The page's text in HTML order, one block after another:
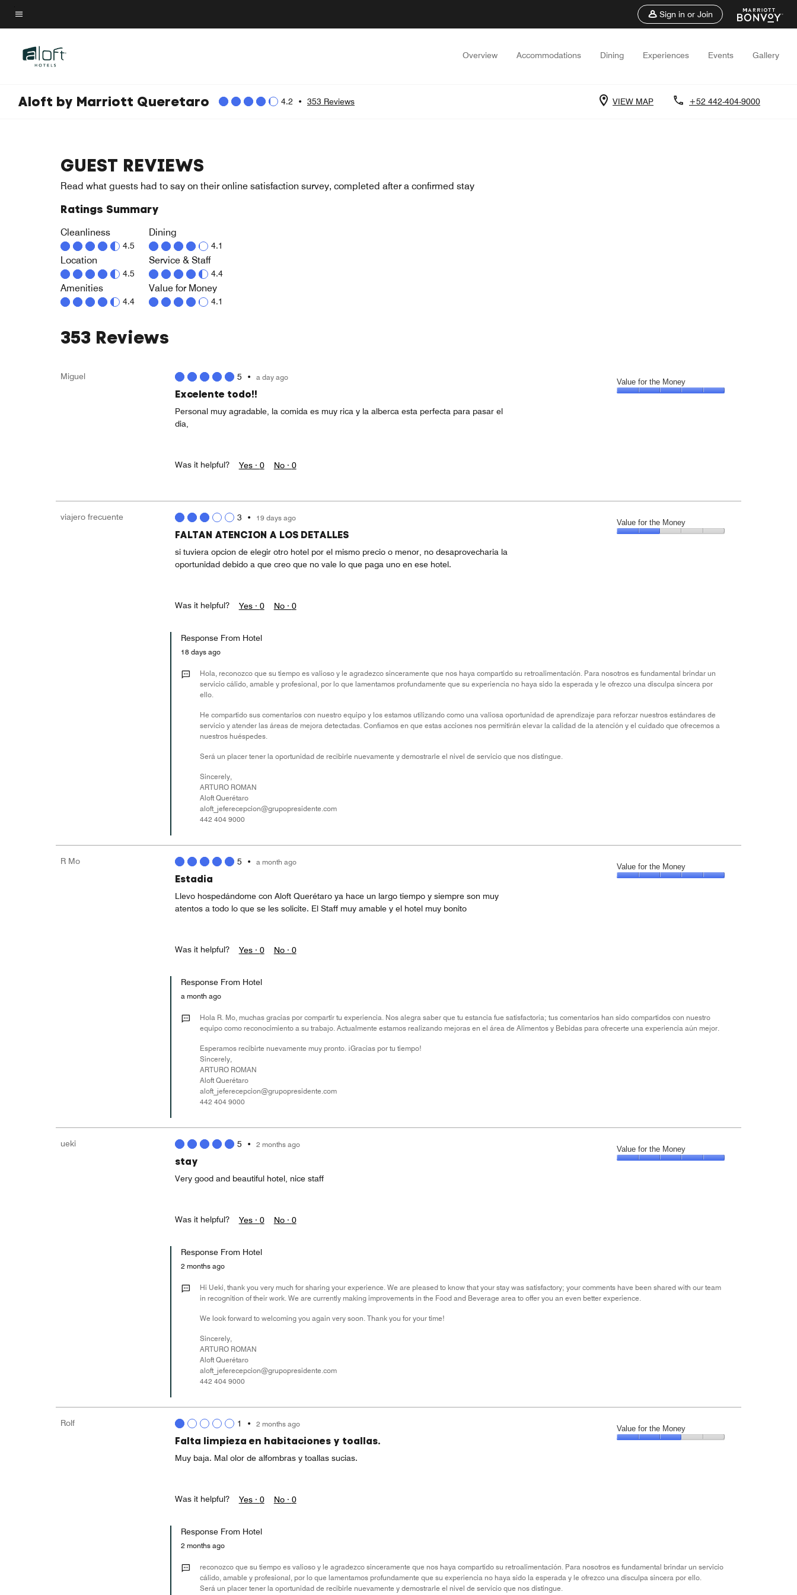
Skip
to
content
Menu text
Sign in or Join
Overview Accommodations Dining Experiences Events Gallery
Aloft by Marriott Queretaro 4.2 • 353 Reviews VIEW MAP +52 442-404-9000
GUEST REVIEWS
Read what guests had to say on their online satisfaction survey, completed after a confirmed stay
Ratings Summary
Cleanliness
4.5
Location
4.5
Amenities
4.4
Dining
4.1
Service & Staff
4.4
Value for Money
4.1
353 Reviews
Miguel 5 • a day ago
Excelente todo!!
Personal muy agradable, la comida es muy rica y la alberca esta perfecta para pasar el
dia,
Was it helpful? Yes · 0 No · 0
Value for the Money
viajero frecuente 3 • 19 days ago
FALTAN ATENCION A LOS DETALLES
si tuviera opcion de elegir otro hotel por el mismo precio o menor, no desaprovecharia la
oportunidad debido a que creo que no vale lo que paga uno en ese hotel.
Was it helpful? Yes · 0 No · 0
Value for the Money
Response From Hotel
18 days ago
Hola, reconozco que su tiempo es valioso y le agradezco sinceramente que nos haya compartido su retroalimentación. Para nosotros es fundamental brindar un
servicio cálido, amable y profesional, por lo que lamentamos profundamente que su experiencia no haya sido la esperada y le ofrezco una disculpa sincera por
ello.
He compartido sus comentarios con nuestro equipo y los estamos utilizando como una valiosa oportunidad de aprendizaje para reforzar nuestros estándares de
servicio y atender las áreas de mejora detectadas. Confiamos en que estas acciones nos permitirán elevar la calidad de la atención y el cuidado que ofrecemos a
nuestros huéspedes.
Será un placer tener la oportunidad de recibirle nuevamente y demostrarle el nivel de servicio que nos distingue.
Sincerely,
ARTURO ROMAN
Aloft Querétaro
aloft_jeferecepcion@grupopresidente.com
442 404 9000
R Mo 5 • a month ago
Estadia
Llevo hospedándome con Aloft Querétaro ya hace un largo tiempo y siempre son muy
atentos a todo lo que se les solicite. El Staff muy amable y el hotel muy bonito
Was it helpful? Yes · 0 No · 0
Value for the Money
Response From Hotel
a month ago
Hola R. Mo, muchas gracias por compartir tu experiencia. Nos alegra saber que tu estancia fue satisfactoria; tus comentarios han sido compartidos con nuestro
equipo como reconocimiento a su trabajo. Actualmente estamos realizando mejoras en el área de Alimentos y Bebidas para ofrecerte una experiencia aún mejor.
Esperamos recibirte nuevamente muy pronto. ¡Gracias por tu tiempo!
Sincerely,
ARTURO ROMAN
Aloft Querétaro
aloft_jeferecepcion@grupopresidente.com
442 404 9000
ueki 5 • 2 months ago
stay
Very good and beautiful hotel, nice staff
Was it helpful? Yes · 0 No · 0
Value for the Money
Response From Hotel
2 months ago
Hi Ueki, thank you very much for sharing your experience. We are pleased to know that your stay was satisfactory; your comments have been shared with our team
in recognition of their work. We are currently making improvements in the Food and Beverage area to offer you an even better experience.
We look forward to welcoming you again very soon. Thank you for your time!
Sincerely,
ARTURO ROMAN
Aloft Querétaro
aloft_jeferecepcion@grupopresidente.com
442 404 9000
Rolf 1 • 2 months ago
Falta limpieza en habitaciones y toallas.
Muy baja. Mal olor de alfombras y toallas sucias.
Was it helpful? Yes · 0 No · 0
Value for the Money
Response From Hotel
2 months ago
reconozco que su tiempo es valioso y le agradezco sinceramente que nos haya compartido su retroalimentación. Para nosotros es fundamental brindar un servicio
cálido, amable y profesional, por lo que lamentamos profundamente que su experiencia no haya sido la esperada y le ofrezco una disculpa sincera por ello.
Será un placer tener la oportunidad de recibirle nuevamente y demostrarle el nivel de servicio que nos distingue.